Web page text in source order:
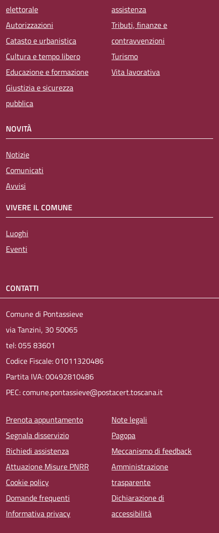
elettorale
Autorizzazioni
Catasto e urbanistica
Cultura e tempo libero
Educazione e formazione
Giustizia e sicurezza
pubblica
assistenza
Tributi, finanze e
contravvenzioni
Turismo
Vita lavorativa
NOVITÀ
Notizie
Comunicati
Avvisi
VIVERE IL COMUNE
Luoghi
Eventi
CONTATTI
Comune di Pontassieve
via Tanzini, 30 50065
tel: 055 83601
Codice Fiscale: 01011320486
Partita IVA: 00492810486
PEC: comune.pontassieve@postacert.toscana.it
Menu piè di pagina
Prenota appuntamento
Segnala disservizio
Richiedi assistenza
Attuazione Misure PNRR
Cookie policy
Domande frequenti
Informativa privacy
Note legali
Pagopa
Meccanismo di feedback
Amministrazione
trasparente
Dichiarazione di
accessibilità